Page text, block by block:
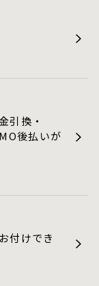
引換・
後払いが
付けでき